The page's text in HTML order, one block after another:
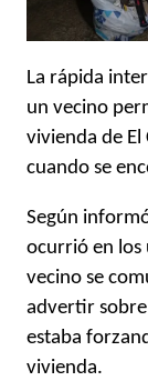
La rápida
un vecino
vivienda de
cuando se
Según
ocurrió en los
vecino se
advertir
estaba
vivienda.